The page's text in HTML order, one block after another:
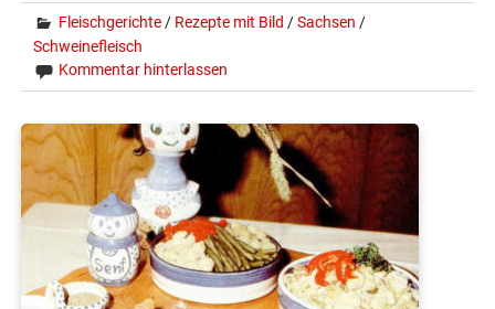
Fleischgerichte / Rezepte mit Bild /Sachsen /
Schweinefleisch
Kommentar hinterlassen